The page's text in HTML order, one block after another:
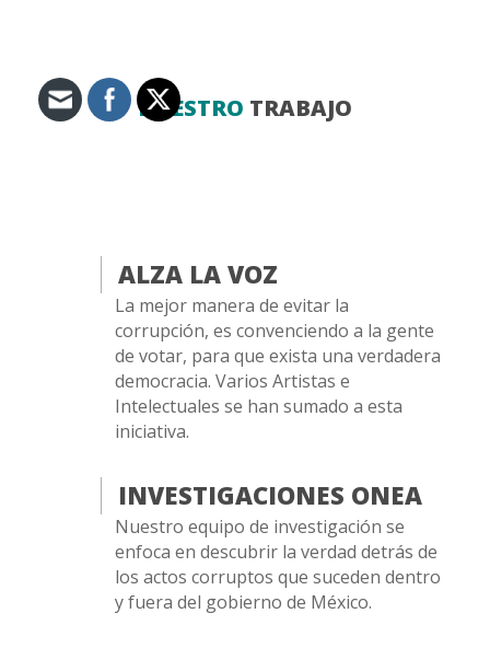
NUESTRO TRABAJO
ALZA LA VOZ
La mejor manera de evitar la
corrupción, es convenciendo a la gente
de votar, para que exista una verdadera
democracia. Varios Artistas e
Intelectuales se han sumado a esta
iniciativa.
INVESTIGACIONES ONEA
Nuestro equipo de investigación se
enfoca en descubrir la verdad detrás de
los actos corruptos que suceden dentro
y fuera del gobierno de México.